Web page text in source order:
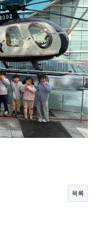
목록